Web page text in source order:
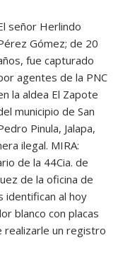
señor Herlindo
Gómez; de 20
fue capturado
agentes de la PNC
la aldea El Zapote
municipio de San
Pinula, Jalapa,
ilegal. MIRA:
de la 44Cia. de
de la oficina de
identifican al hoy
blanco con placas
realizarle un registro